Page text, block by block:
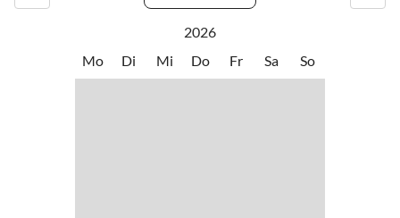
2026
Mo
Di Mi Do Fr Sa So